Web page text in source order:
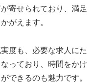
寄せられており、満足
がえます。
度も、必要な求人にた
っており、時間をかけ
できるのも魅力です。